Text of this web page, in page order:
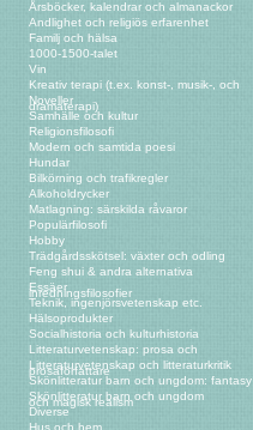
Årsböcker, kalendrar och almanackor
Andlighet och religiös erfarenhet
Familj och hälsa
1000-1500-talet
Vin
Kreativ terapi (t.ex. konst-, musik-, och
dramaterapi)
Noveller
Samhälle och kultur
Religionsfilosofi
Modern och samtida poesi
Hundar
Bilkörning och trafikregler
Alkoholdrycker
Matlagning: särskilda råvaror
Populärfilosofi
Hobby
Trädgårdsskötsel: växter och odling
Feng shui & andra alternativa
inredningsfilosofier
Essäer
Teknik, ingenjörsvetenskap etc.
Hälsoprodukter
Socialhistoria och kulturhistoria
Litteraturvetenskap: prosa och
prosaförfattare
Litteraturvetenskap och litteraturkritik
Skönlitteratur barn och ungdom: fantasy
och magisk realism
Skönlitteratur barn och ungdom
Diverse